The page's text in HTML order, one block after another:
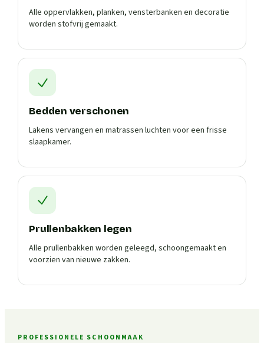
Alle oppervlakken, planken, vensterbanken en decoratie
worden stofvrij gemaakt.
Bedden verschonen
Lakens vervangen en matrassen luchten voor een frisse
slaapkamer.
Prullenbakken legen
Alle prullenbakken worden geleegd, schoongemaakt en
voorzien van nieuwe zakken.
PROFESSIONELE SCHOONMAAK